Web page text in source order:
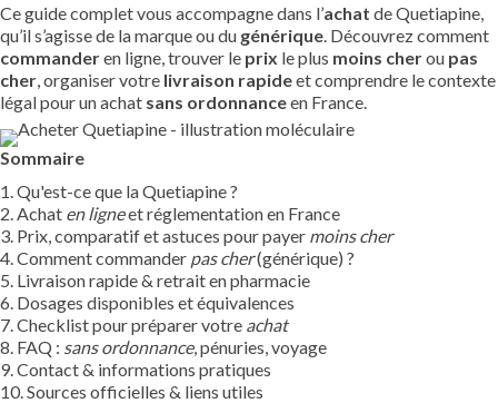
Ce guide complet vous accompagne dans l’achat de Quetiapine,
qu’il s’agisse de la marque ou du générique. Découvrez comment
commanderen ligne, trouver le prix le plus moins cherou pas
cher, organiser votre livraison rapideet comprendre le contexte
légal pour un achat sans ordonnanceen France.
Sommaire
1. Qu'est-ce que la Quetiapine ?
2. Achat en ligneet réglementation en France
3. Prix, comparatif et astuces pour payer moins cher
4. Comment commander pas cher(générique) ?
5. Livraison rapide & retrait en pharmacie
6. Dosages disponibles et équivalences
7. Checklist pour préparer votre achat
8. FAQ : sans ordonnance, pénuries, voyage
9. Contact & informations pratiques
10. Sources officielles & liens utiles